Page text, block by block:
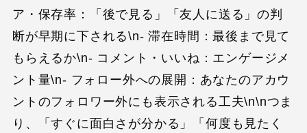
ア・保存率：「後で見る」「友人に送る」の判
断が早期に下される\n- 滞在時間：最後まで見て
もらえるか\n- コメント・いいね：エンゲージメ
ント量\n- フォロー外への展開：あなたのアカウ
ントのフォロワー外にも表示される工夫\n\nつま
り、「すぐに面白さが分かる」「何度も見たく